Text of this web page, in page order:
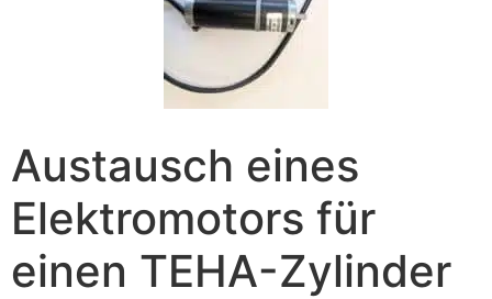
Austausch eines
Elektromotors für
einen TEHA-Zylinder